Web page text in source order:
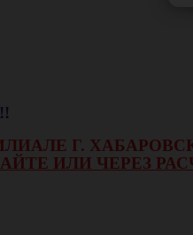
Г.
ИЛИ ЧЕРЕЗ